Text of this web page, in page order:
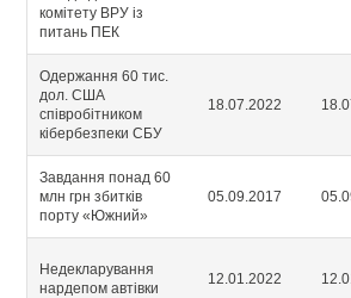
комітету ВРУ із
питань ПЕК
Одержання 60 тис.
дол. США
співробітником
кібербезпеки СБУ
18.07.2022
Завдання понад 60
млн грн збитків
порту «Южний»
05.09.2017
Недекларування
нардепом автівки
12.01.2022